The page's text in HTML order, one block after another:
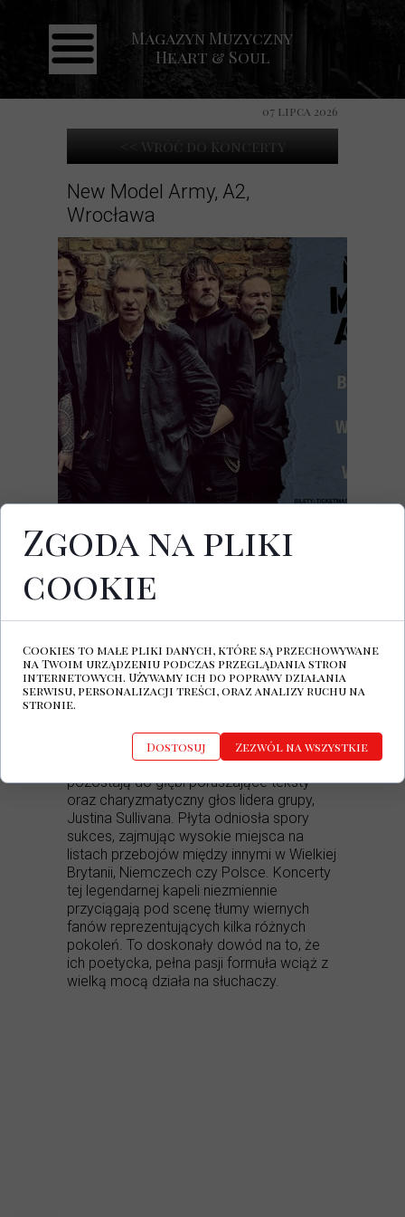
Strona główna
Aktualności
Galeria
Kontakt
Magazyn Muzyczny
Heart & Soul
New Model Army, A2,
Wrocława
<< Wróć do Koncerty
07 lipca 2026
08.07.2026
Centrum Koncertowe A2, ul. Góralska 5,
KLIKNIJ ABY KUPIĆ BILET
ponad czterdziestu lat jest gwarancją
twórczej niezależności, surowych emocji i
absolutnej szczerości. Ich wydany dwa
lata temu album „Unbroken” dumnie staje
opierając się na tradycyjnym, rockowym
rdzeniu. Siłą najnowszych kompozycji
pozostają do głębi poruszające teksty
oraz charyzmatyczny głos lidera grupy,
Justina Sullivana. Płyta odniosła spory
sukces, zajmując wysokie miejsca na
listach przebojów między innymi w Wielkiej
Brytanii, Niemczech czy Polsce. Koncerty
tej legendarnej kapeli niezmiennie
przyciągają pod scenę tłumy wiernych
fanów reprezentujących kilka różnych
pokoleń. To doskonały dowód na to, że
ich poetycka, pełna pasji formuła wciąż z
wielką mocą działa na słuchaczy.
Zgoda na pliki
cookie
Cookies to małe pliki danych, które są przechowywane
na Twoim urządzeniu podczas przeglądania stron
internetowych. Używamy ich do poprawy działania
serwisu, personalizacji treści, oraz analizy ruchu na
stronie.
Dostosuj Zezwól na wszystkie